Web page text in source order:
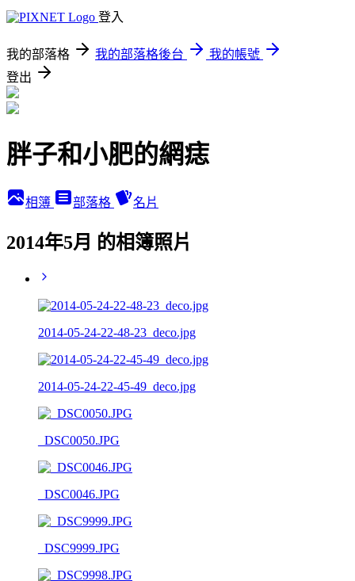
登入
我的部落格 我的部落格後台
我的帳號
登出
胖子和小肥的網痣
相簿 部落格 名片
2014年5月 的相簿照片
2014-05-24-22-48-23_deco.jpg
2014-05-24-22-45-49_deco.jpg
_DSC0050.JPG
_DSC0046.JPG
_DSC9999.JPG